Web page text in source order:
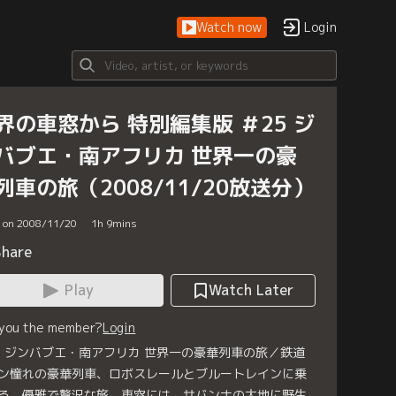
Watch now Login
の車窓から 特別編集版 ＃25 ジ
ブエ・南アフリカ 世界一の豪
車の旅（2008/11/20放送分）
2008/11/20 1h 9mins
Play
Watch Later
the member?Login
ンバブエ・南アフリカ 世界一の豪華列車の旅／鉄道
憧れの豪華列車、ロボスレールとブルートレインに乗